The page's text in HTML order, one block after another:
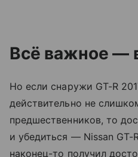
Всё важное —
Но если снаружи GT-R
действительно не
предшественников, то
и убедиться — Nissan GT-
наконец-то получил